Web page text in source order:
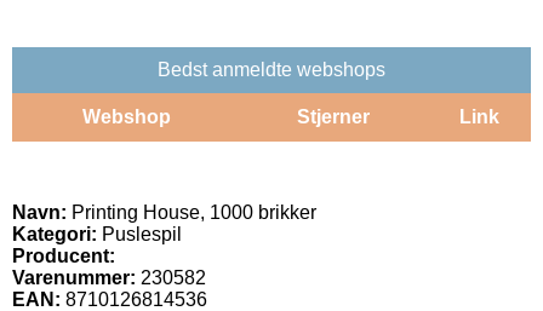
Bedst anmeldte webshops
Webshop Stjerner Link
Navn: Printing House, 1000 brikker
Kategori: Puslespil
Producent:
Varenummer: 230582
EAN: 8710126814536